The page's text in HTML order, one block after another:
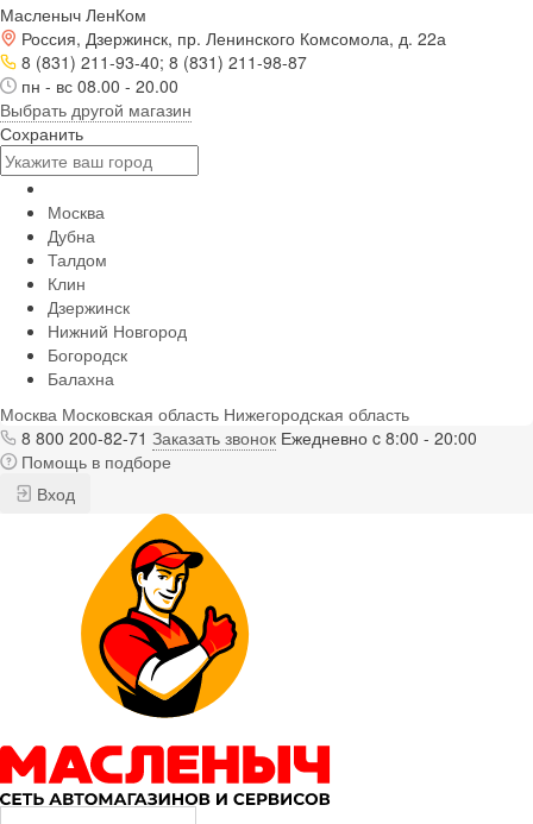
Масленыч ЛенКом
Россия, Дзержинск, пр. Ленинского Комсомола, д. 22а
8 (831) 211-93-40; 8 (831) 211-98-87
пн - вс 08.00 - 20.00
Выбрать другой магазин
Сохранить
Москва
Дубна
Талдом
Клин
Дзержинск
Нижний Новгород
Богородск
Балахна
Москва Московская область Нижегородская область
8 800 200-82-71 Заказать звонок Ежедневно c 8:00 - 20:00
Помощь в подборе
Вход